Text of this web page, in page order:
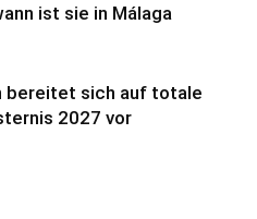
ist sie in Málaga
bereitet sich auf totale
2027 vor